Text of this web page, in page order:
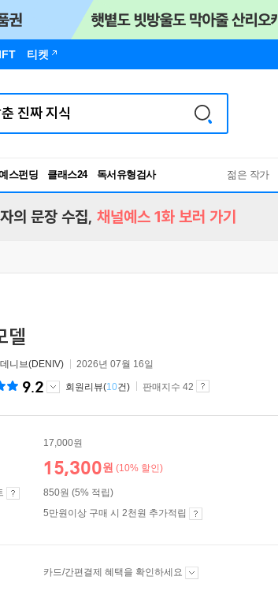
티켓
스펀딩 클래스24
독서유형검사
RBTI Lab
젊은 작가
의 문장 수집, 채널예스 1화 보러 가기
델
데니브(DENIV) 2026년 07월 16일
9.2 회원리뷰(10건) 판매지수 42
17,000원
15,300원 (10% 할인)
850원 (5% 적립)
5만원이상 구매 시 2천원 추가적립
카드/간편결제 혜택을 확인하세요